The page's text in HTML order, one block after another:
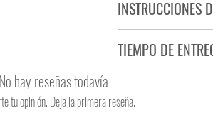
INSTRUCCIONES
NO UTILIZAR
TIEMPO DE
Producto bajo demanda.
No hay reseñas todavía
tu opinión. Deja la primera reseña.